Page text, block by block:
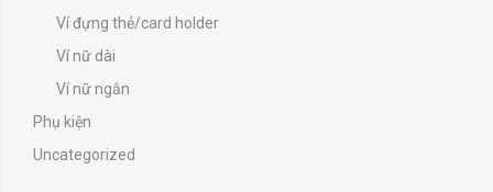
Ví đựng thẻ/card holder
Ví nữ dài
Ví nữ ngắn
Phụ kiện
Uncategorized